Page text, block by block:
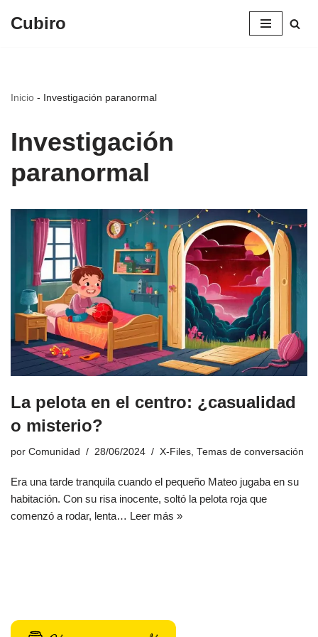
Cubiro
Inicio - Investigación paranormal
Investigación
paranormal
La pelota en el centro: ¿casualidad
o misterio?
por Comunidad 28/06/2024 X-Files, Temas de conversación
Era una tarde tranquila cuando el pequeño Mateo jugaba en su
habitación. Con su risa inocente, soltó la pelota roja que
comenzó a rodar, lenta… Leer más »